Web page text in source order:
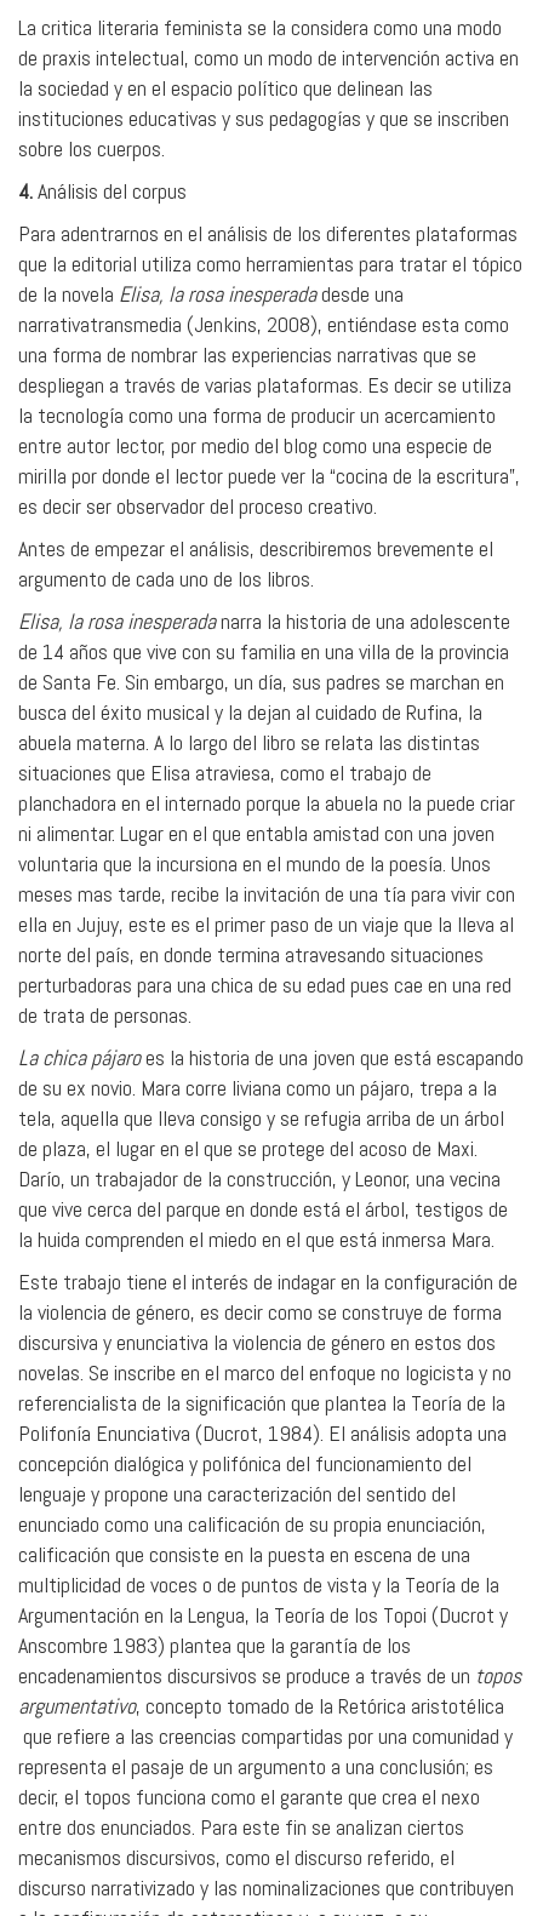
La critica literaria feminista se la considera como una modo
de praxis intelectual, como un modo de intervención activa en
la sociedad y en el espacio político que delinean las
instituciones educativas y sus pedagogías y que se inscriben
sobre los cuerpos.
4.Análisis del corpus
Para adentrarnos en el análisis de los diferentes plataformas
que la editorial utiliza como herramientas para tratar el tópico
de la novela Elisa, la rosa inesperadadesde una
narrativatransmedia (Jenkins, 2008), entiéndase esta como
una forma de nombrar las experiencias narrativas que se
despliegan a través de varias plataformas. Es decir se utiliza
la tecnología como una forma de producir un acercamiento
entre autor lector, por medio del blog como una especie de
mirilla por donde el lector puede ver la “cocina de la escritura”,
es decir ser observador del proceso creativo.
Antes de empezar el análisis, describiremos brevemente el
argumento de cada uno de los libros.
Elisa, la rosa inesperadanarra la historia de una adolescente
de 14 años que vive con su familia en una villa de la provincia
de Santa Fe. Sin embargo, un día, sus padres se marchan en
busca del éxito musical y la dejan al cuidado de Rufina, la
abuela materna. A lo largo del libro se relata las distintas
situaciones que Elisa atraviesa, como el trabajo de
planchadora en el internado porque la abuela no la puede criar
ni alimentar. Lugar en el que entabla amistad con una joven
voluntaria que la incursiona en el mundo de la poesía. Unos
meses mas tarde, recibe la invitación de una tía para vivir con
ella en Jujuy, este es el primer paso de un viaje que la lleva al
norte del país, en donde termina atravesando situaciones
perturbadoras para una chica de su edad pues cae en una red
de trata de personas.
La chica pájaroes la historia de una joven que está escapando
de su ex novio. Mara corre liviana como un pájaro, trepa a la
tela, aquella que lleva consigo y se refugia arriba de un árbol
de plaza, el lugar en el que se protege del acoso de Maxi.
Darío, un trabajador de la construcción, y Leonor, una vecina
que vive cerca del parque en donde está el árbol, testigos de
la huida comprenden el miedo en el que está inmersa Mara.
Este trabajo tiene el interés de indagar en la configuración de
la violencia de género, es decir como se construye de forma
discursiva y enunciativa la violencia de género en estos dos
novelas. Se inscribe en el marco del enfoque no logicista y no
referencialista de la significación que plantea la Teoría de la
Polifonía Enunciativa (Ducrot, 1984). El análisis adopta una
concepción dialógica y polifónica del funcionamiento del
lenguaje y propone una caracterización del sentido del
enunciado como una calificación de su propia enunciación,
calificación que consiste en la puesta en escena de una
multiplicidad de voces o de puntos de vista y la Teoría de la
Argumentación en la Lengua, la Teoría de los Topoi (Ducrot y
Anscombre 1983) plantea que la garantía de los
encadenamientos discursivos se produce a través de un topos
argumentativo, concepto tomado de la Retórica aristotélica
que refiere a las creencias compartidas por una comunidad y
representa el pasaje de un argumento a una conclusión; es
decir, el topos funciona como el garante que crea el nexo
entre dos enunciados. Para este fin se analizan ciertos
mecanismos discursivos, como el discurso referido, el
discurso narrativizado y las nominalizaciones que contribuyen